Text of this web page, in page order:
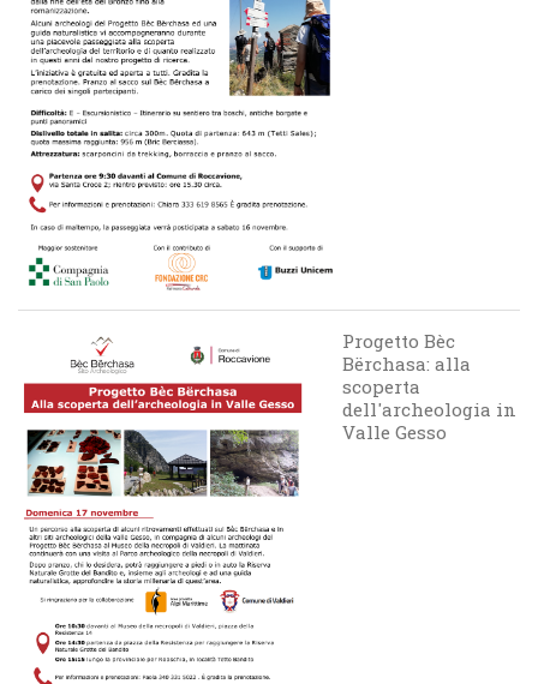
Progetto Bèc
Bërchasa: alla
scoperta
dell'archeologia in
Valle Gesso